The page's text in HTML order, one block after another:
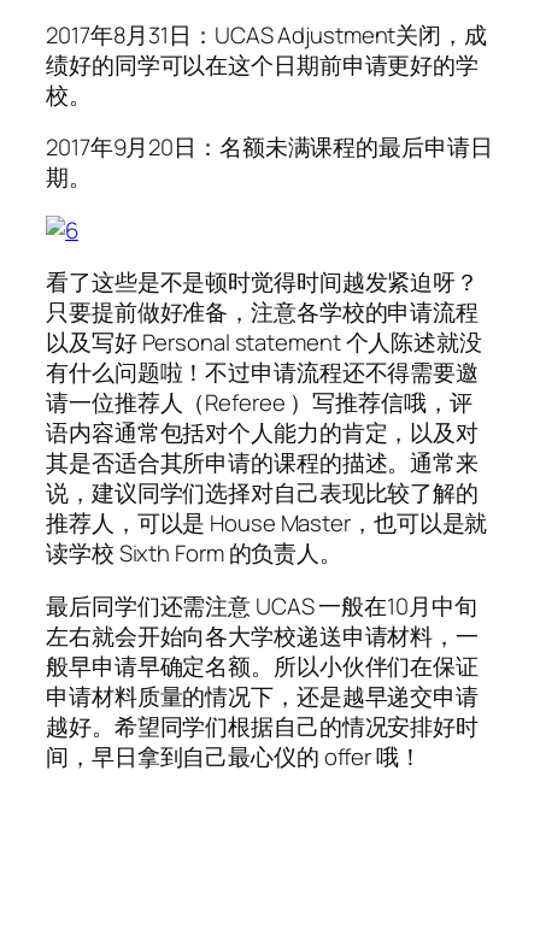
2017年8月31日：UCAS Adjustment关闭，成
绩好的同学可以在这个日期前申请更好的学
校。
2017年9月20日：名额未满课程的最后申请日
期。
看了这些是不是顿时觉得时间越发紧迫呀？
只要提前做好准备，注意各学校的申请流程
以及写好 Personal statement 个人陈述就没
有什么问题啦！不过申请流程还不得需要邀
请一位推荐人（Referee ）写推荐信哦，评
语内容通常包括对个人能力的肯定，以及对
其是否适合其所申请的课程的描述。通常来
说，建议同学们选择对自己表现比较了解的
推荐人，可以是 House Master，也可以是就
读学校 Sixth Form 的负责人。
最后同学们还需注意 UCAS 一般在10月中旬
左右就会开始向各大学校递送申请材料，一
般早申请早确定名额。所以小伙伴们在保证
申请材料质量的情况下，还是越早递交申请
越好。希望同学们根据自己的情况安排好时
间，早日拿到自己最心仪的 offer 哦！